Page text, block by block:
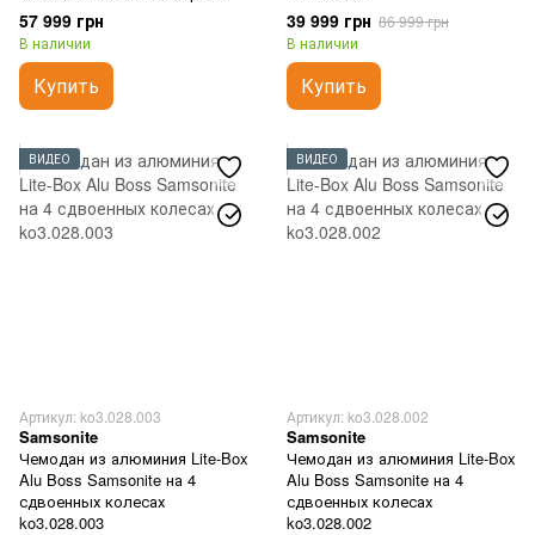
57 999 грн
В наличии
Купить
39 999 грн 86 999 грн
В наличии
Купить
ВИДЕО
Артикул: ko3.028.003
Samsonite
Чемодан из алюминия Lite-Box
Alu Boss Samsonite на 4
сдвоенных колесах
ko3.028.003
ВИДЕО
Артикул: ko3.028.002
Samsonite
Чемодан из алюминия Lite-Box
Alu Boss Samsonite на 4
сдвоенных колесах
ko3.028.002